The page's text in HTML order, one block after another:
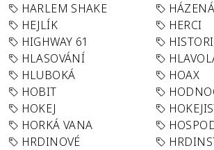
HARLEM SHAKE
HÁZENÁ
HEJLÍK
HERCI
HIGHWAY 61
HLASOVÁNÍ
HLUBOKÁ
HOAX
HOBIT
HOKEJ
HORKÁ VANA
HRDINOVÉ